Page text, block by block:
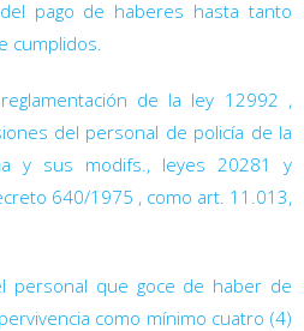
pago de haberes hasta tanto
cumplidos.
de la ley 12992 ,
del personal de policía de la
y sus modifs., leyes 20281 y
640/1975 , como art. 11.013,
personal que goce de haber de
como mínimo cuatro (4)